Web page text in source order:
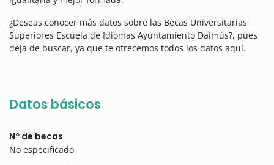
¿Deseas conocer más datos sobre las Becas Universitarias
Superiores Escuela de Idiomas Ayuntamiento Daimús?, pues
deja de buscar, ya que te ofrecemos todos los datos aquí.
Datos básicos
Nº de becas
No especificado